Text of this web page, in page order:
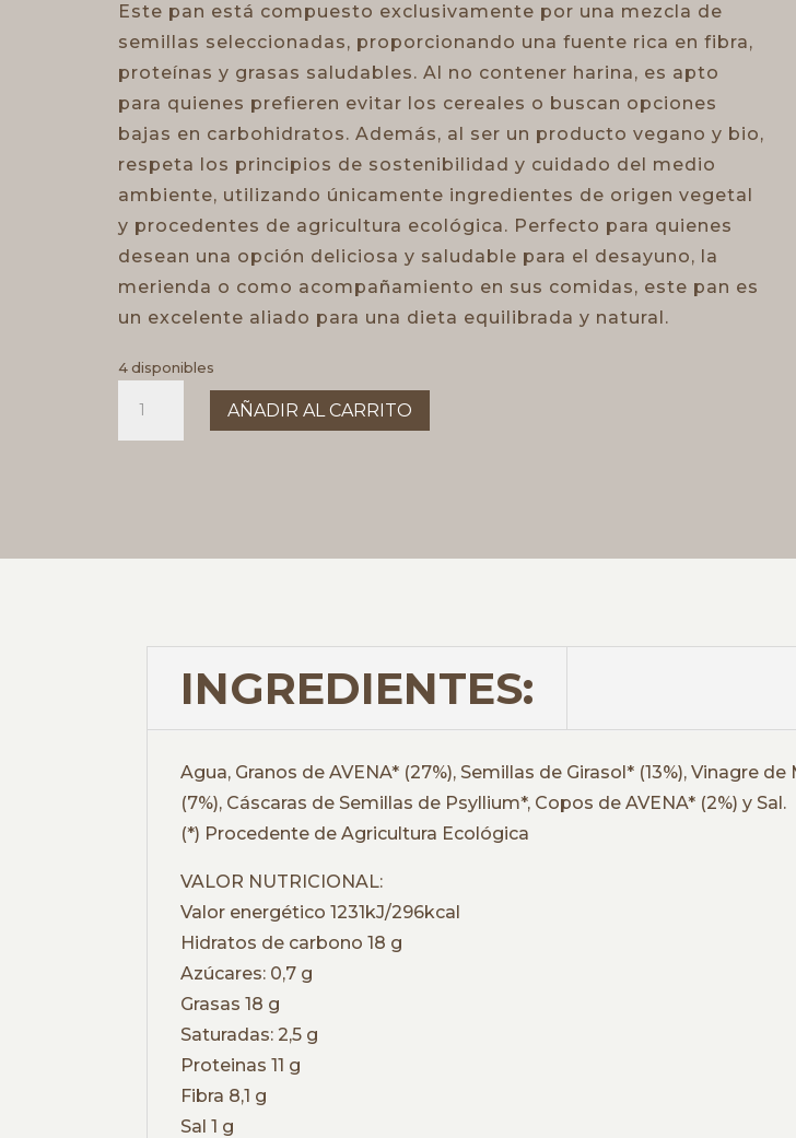
Este pan está compuesto exclusivamente por una mezcla de
semillas seleccionadas, proporcionando una fuente rica en fibra,
proteínas y grasas saludables. Al no contener harina, es apto
para quienes prefieren evitar los cereales o buscan opciones
bajas en carbohidratos. Además, al ser un producto vegano y bio,
respeta los principios de sostenibilidad y cuidado del medio
ambiente, utilizando únicamente ingredientes de origen vegetal
y procedentes de agricultura ecológica. Perfecto para quienes
desean una opción deliciosa y saludable para el desayuno, la
merienda o como acompañamiento en sus comidas, este pan es
un excelente aliado para una dieta equilibrada y natural.
4 disponibles
solo
semillas
AÑADIR AL CARRITO
INGREDIENTES:
Agua, Granos de AVENA* (27%), Semillas de Girasol* (13%), Vinagre
(7%), Cáscaras de Semillas de Psyllium*, Copos de AVENA* (2%) y Sal.
(*) Procedente de Agricultura Ecológica
VALOR NUTRICIONAL:
Valor energético 1231kJ/296kcal
Hidratos de carbono 18 g
Azúcares: 0,7 g
Grasas 18 g
Saturadas: 2,5 g
Proteinas 11 g
Fibra 8,1 g
Sal 1 g